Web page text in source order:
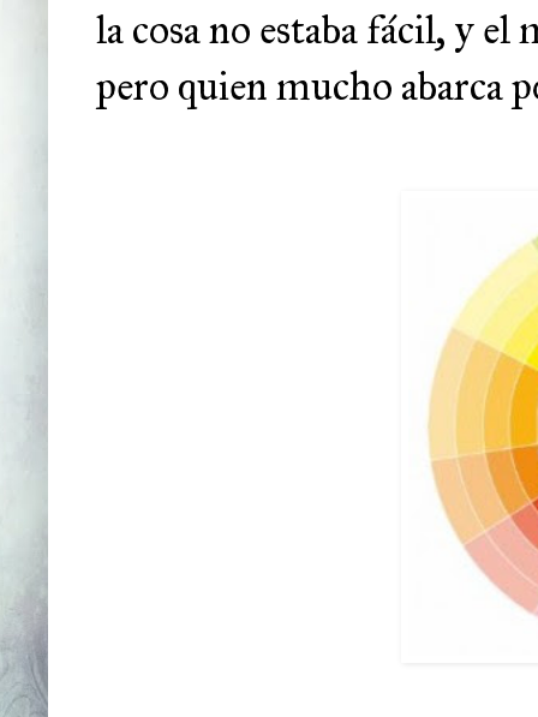
la cosa no estaba fácil, y el
pero quien mucho abarca